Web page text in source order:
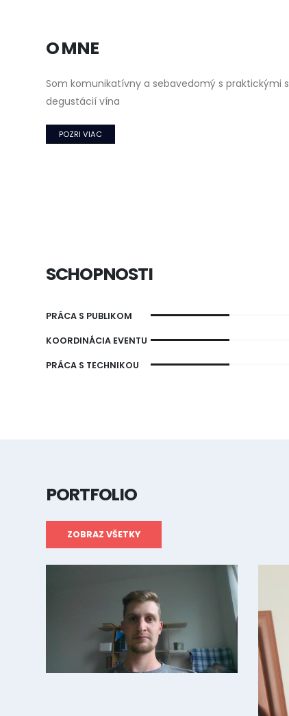
O MNE
Som komunikatívny a sebavedomý s praktickými
degustácií vína
POZRI VIAC
SCHOPNOSTI
PRÁCA S PUBLIKOM
KOORDINÁCIA EVENTU
PRÁCA S TECHNIKOU
PORTFOLIO
ZOBRAZ VŠETKY